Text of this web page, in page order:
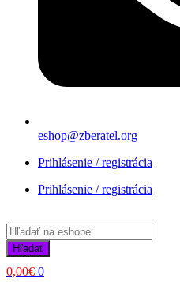
eshop@zberatel.org
Prihlásenie / registrácia
Prihlásenie / registrácia
Products
search
Hľadať
0,00€ 0